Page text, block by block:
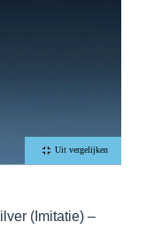
Uit vergelijken
(Imitatie) –